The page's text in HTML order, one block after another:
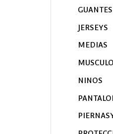
GUANTES
JERSEYS
MEDIAS
NINOS